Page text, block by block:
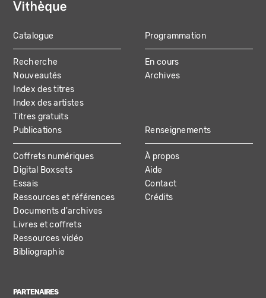
MAIN
NAVIGATION
Catalogue
Recherche
Nouveautés
Index des titres
Index des artistes
Titres gratuits
Programmation
En cours
Archives
Publications
Coffrets numériques
Digital Boxsets
Essais
Ressources et références
Documents d'archives
Livres et coffrets
Ressources vidéo
Bibliographie
Renseignements
À propos
Aide
Contact
Crédits
PARTENAIRES